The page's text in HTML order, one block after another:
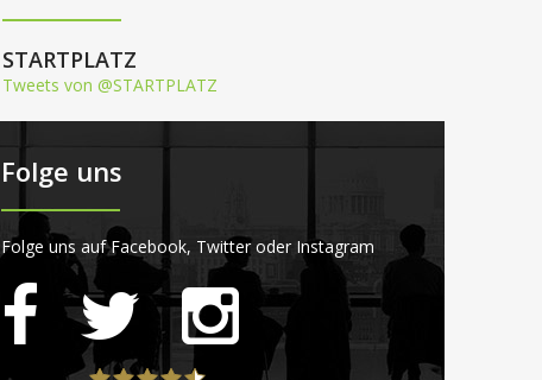
STARTPLATZ
Tweets von @STARTPLATZ
Folge uns
Folge uns auf Facebook, Twitter oder Instagram